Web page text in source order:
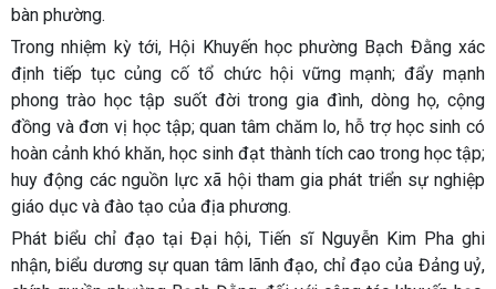
bàn phường.
Trong nhiệm kỳ tới, Hội Khuyến học phường Bạch Đằng xác
định tiếp tục củng cố tổ chức hội vững mạnh; đẩy mạnh
phong trào học tập suốt đời trong gia đình, dòng họ, cộng
đồng và đơn vị học tập; quan tâm chăm lo, hỗ trợ học sinh có
hoàn cảnh khó khăn, học sinh đạt thành tích cao trong học tập;
huy động các nguồn lực xã hội tham gia phát triển sự nghiệp
giáo dục và đào tạo của địa phương.
Phát biểu chỉ đạo tại Đại hội, Tiến sĩ Nguyễn Kim Pha ghi
nhận, biểu dương sự quan tâm lãnh đạo, chỉ đạo của Đảng uỷ,